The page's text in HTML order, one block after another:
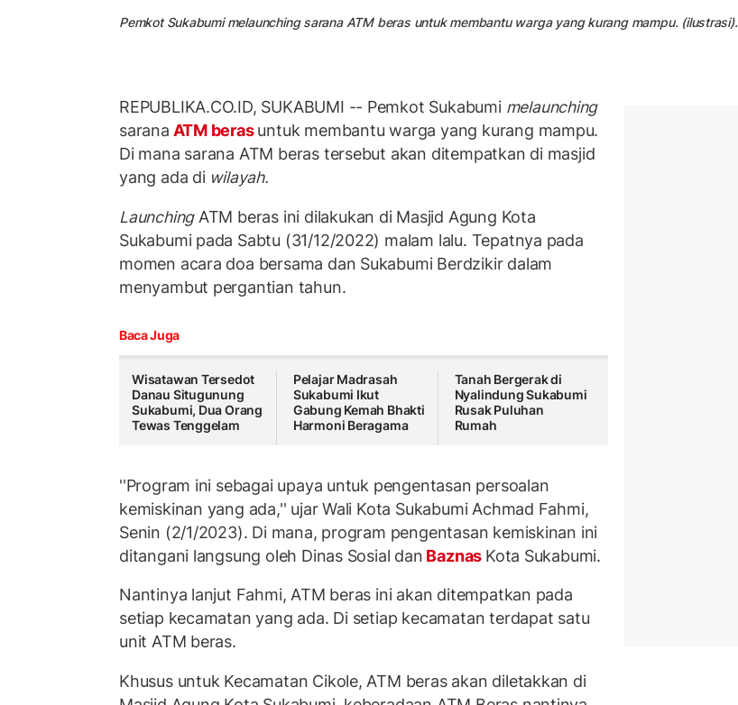
Pemkot Sukabumi melaunching sarana ATM beras untuk membantu warga yang kurang mampu. (ilustrasi).
REPUBLIKA.CO.ID, SUKABUMI -- Pemkot Sukabumi melaunching
sarana ATM berasuntuk membantu warga yang kurang mampu.
Di mana sarana ATM beras tersebut akan ditempatkan di masjid
yang ada di wilayah.
LaunchingATM beras ini dilakukan di Masjid Agung Kota
Sukabumi pada Sabtu (31/12/2022) malam lalu. Tepatnya pada
momen acara doa bersama dan Sukabumi Berdzikir dalam
menyambut pergantian tahun.
Baca Juga
Wisatawan Tersedot
Danau Situgunung
Sukabumi, Dua Orang
Tewas Tenggelam
Pelajar Madrasah
Sukabumi Ikut
Gabung Kemah Bhakti
Harmoni Beragama
Tanah Bergerak di
Nyalindung Sukabumi
Rusak Puluhan
Rumah
''Program ini sebagai upaya untuk pengentasan persoalan
kemiskinan yang ada,'' ujar Wali Kota Sukabumi Achmad Fahmi,
Senin (2/1/2023). Di mana, program pengentasan kemiskinan ini
ditangani langsung oleh Dinas Sosial dan Baznas Kota Sukabumi.
Nantinya lanjut Fahmi, ATM beras ini akan ditempatkan pada
setiap kecamatan yang ada. Di setiap kecamatan terdapat satu
unit ATM beras.
Khusus untuk Kecamatan Cikole, ATM beras akan diletakkan di